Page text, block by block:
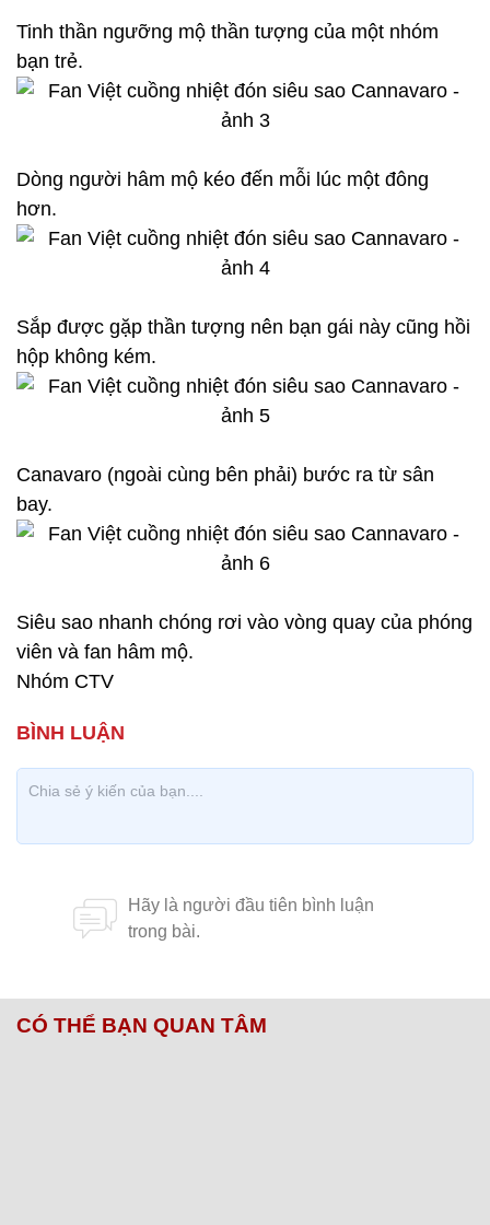
Tinh thần ngưỡng mộ thần tượng của một nhóm
bạn trẻ.
Dòng người hâm mộ kéo đến mỗi lúc một đông
hơn.
Sắp được gặp thần tượng nên bạn gái này cũng hồi
hộp không kém.
Canavaro (ngoài cùng bên phải) bước ra từ sân
bay.
Siêu sao nhanh chóng rơi vào vòng quay của phóng
viên và fan hâm mộ.
Nhóm CTV
CÓ THỂ BẠN QUAN TÂM